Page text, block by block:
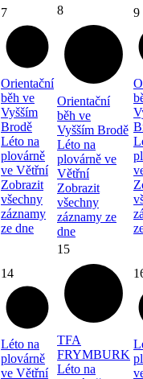
7
Orientační
běh ve
Vyšším
Brodě
Léto na
plovárně
ve Větřní
Zobrazit
všechny
záznamy
ze dne
8
Orientační
běh ve
Vyšším Brodě
Léto na
plovárně ve
Větřní
Zobrazit
všechny
záznamy ze
dne
9
14
Léto na
plovárně
ve Větřní
15
TFA
FRYMBURK
Léto na